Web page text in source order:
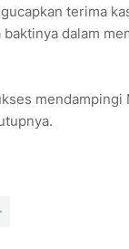
terima
dalam